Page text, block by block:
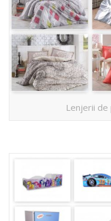
Lenjerii